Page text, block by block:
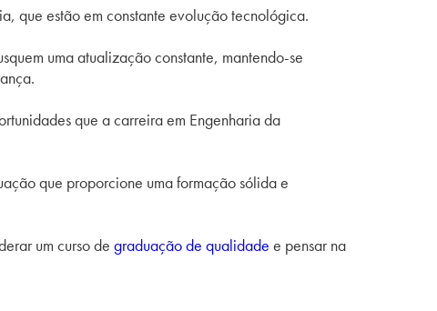
que estão em constante evolução tecnológica.
uma atualização constante, mantendo-se
que a carreira em Engenharia da
que proporcione uma formação sólida e
um curso de graduação de qualidade e pensar na